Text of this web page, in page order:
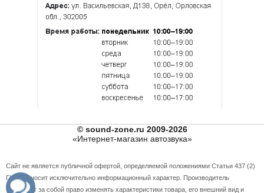
© sound-zone.ru 2009-2026
«Интернет-магазин автозвука»
Сайт не является публичной офертой, определяемой положениями Статьи 437 (2)
ГК РФ и носит исключительно информационный характер. Производитель
оставляет за собой право изменять характеристики товара, его внешний вид и